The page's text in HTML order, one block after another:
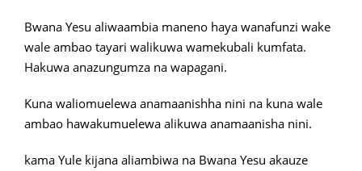
Bwana Yesu aliwaambia maneno haya wanafunzi wake
wale ambao tayari walikuwa wamekubali kumfata.
Hakuwa anazungumza na wapagani.
Kuna waliomuelewa anamaanishha nini na kuna wale
ambao hawakumuelewa alikuwa anamaanisha nini.
kama Yule kijana aliambiwa na Bwana Yesu akauze